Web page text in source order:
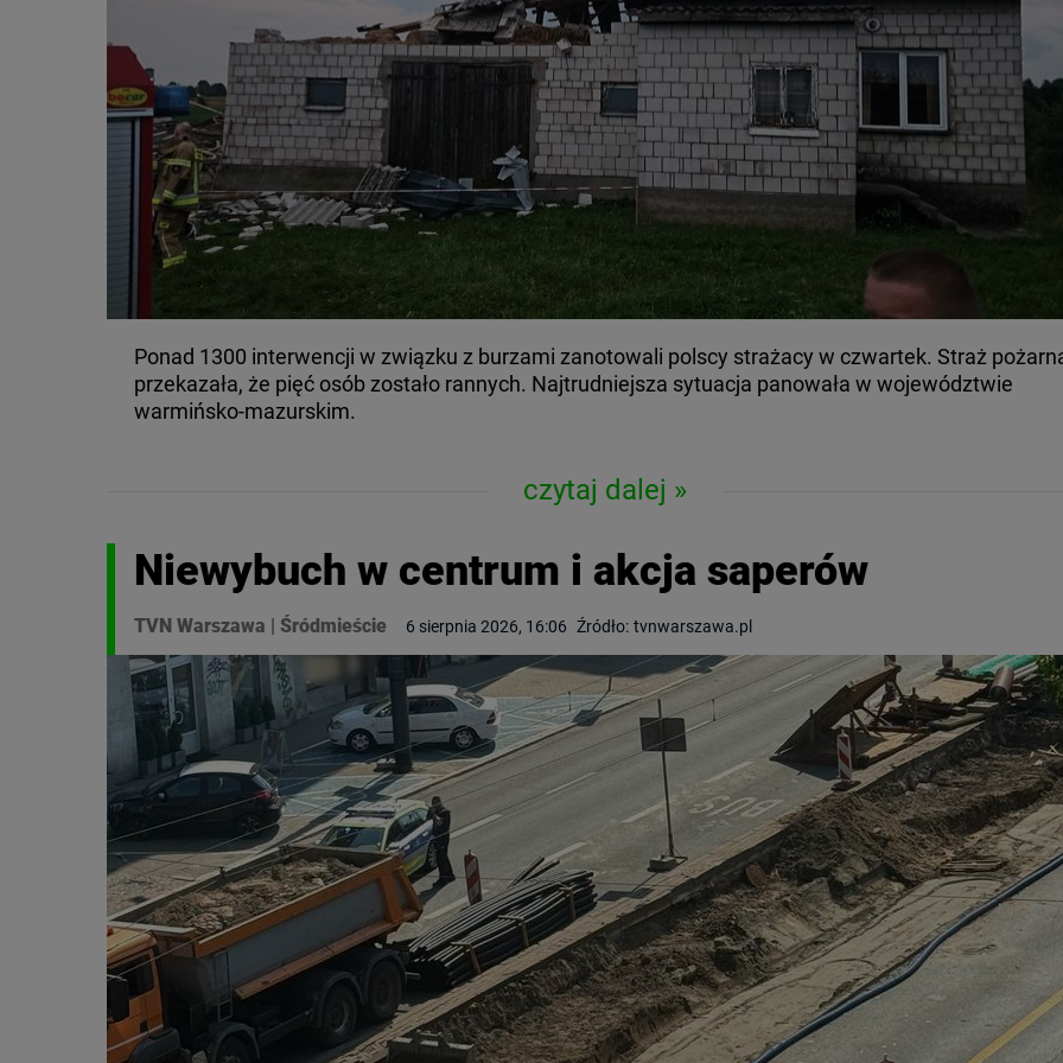
czytaj dalej
Ponad 1300 interwencji w związku z burzami zanotowali polscy strażacy w czwartek. Straż
przekazała, że pięć osób zostało rannych. Najtrudniejsza sytuacja panowała w województwie
warmińsko-mazurskim.
Niewybuch w centrum i akcja saperów
TVN Warszawa | Śródmieście 6 sierpnia 2026, 16:06 Źródło: tvnwarszawa.pl